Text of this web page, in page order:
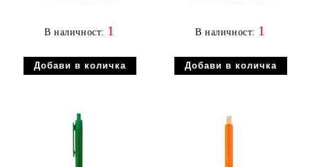
В наличност: 1 В наличност: 1